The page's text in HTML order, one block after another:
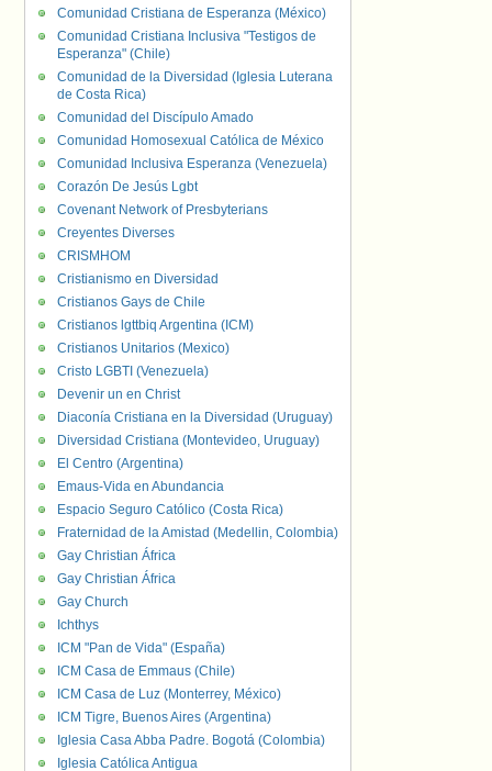
Comunidad Cristiana de Esperanza (México)
Comunidad Cristiana Inclusiva "Testigos de
Esperanza" (Chile)
Comunidad de la Diversidad (Iglesia Luterana
de Costa Rica)
Comunidad del Discípulo Amado
Comunidad Homosexual Católica de México
Comunidad Inclusiva Esperanza (Venezuela)
Corazón De Jesús Lgbt
Covenant Network of Presbyterians
Creyentes Diverses
CRISMHOM
Cristianismo en Diversidad
Cristianos Gays de Chile
Cristianos lgttbiq Argentina (ICM)
Cristianos Unitarios (Mexico)
Cristo LGBTI (Venezuela)
Devenir un en Christ
Diaconía Cristiana en la Diversidad (Uruguay)
Diversidad Cristiana (Montevideo, Uruguay)
El Centro (Argentina)
Emaus-Vida en Abundancia
Espacio Seguro Católico (Costa Rica)
Fraternidad de la Amistad (Medellin, Colombia)
Gay Christian África
Gay Christian África
Gay Church
Ichthys
ICM "Pan de Vida" (España)
ICM Casa de Emmaus (Chile)
ICM Casa de Luz (Monterrey, México)
ICM Tigre, Buenos Aires (Argentina)
Iglesia Casa Abba Padre. Bogotá (Colombia)
Iglesia Católica Antigua